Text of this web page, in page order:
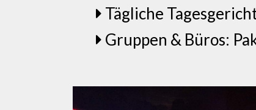
Tägliche
Gruppen & Büros: